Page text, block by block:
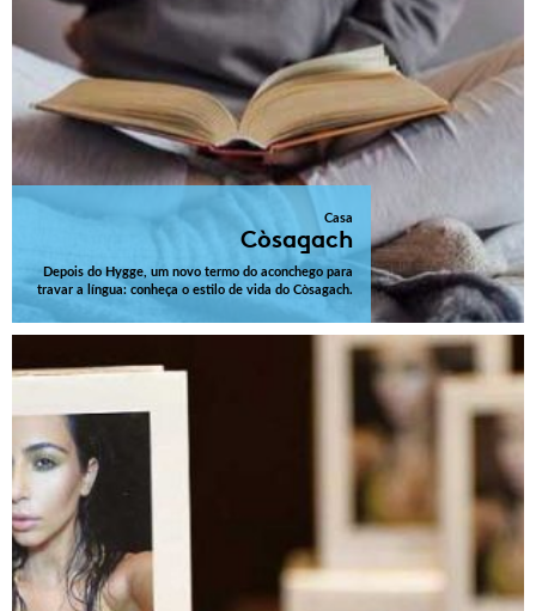
Casa
Còsagach
Depois do Hygge, um novo termo do aconchego para
travar a língua: conheça o estilo de vida do Còsagach.